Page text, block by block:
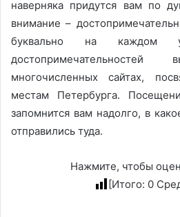
наверняка придутся вам по
внимание –
буквально на каждом
многочисленных сайтах,
местам Петербурга.
запомнится вам надолго, в
отправились туда.
Нажмите, чтобы
[Итого: 0